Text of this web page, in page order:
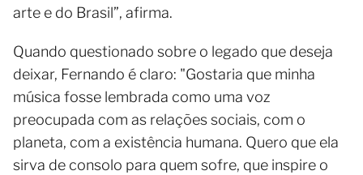
arte e do Brasil”, afirma.
Quando questionado sobre o legado que deseja
deixar, Fernando é claro: "Gostaria que minha
música fosse lembrada como uma voz
preocupada com as relações sociais, com o
planeta, com a existência humana. Quero que ela
sirva de consolo para quem sofre, que inspire o